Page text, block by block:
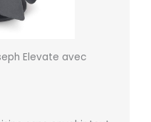
Elevate avec